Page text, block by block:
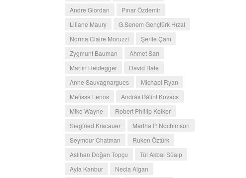
Andre Giordan
Pınar Özdemir
Liliane Maury
G.Senem Gençtürk Hızal
Norma Claire Moruzzi
Şerife Çam
Zygmunt Bauman
Ahmet Sarı
Martin Heidegger
David Bate
Anne Sauvagnargues
Michael Ryan
Melissa Lenos
András Bálint Kovács
Mike Wayne
Robert Phillip Kolker
Siegfried Kracauer
Martha P. Nochimson
Seymour Chatman
Ruken Öztürk
Aslıhan Doğan Topçu
Tül Akbal Süalp
Ayla Kanbur
Necla Algan